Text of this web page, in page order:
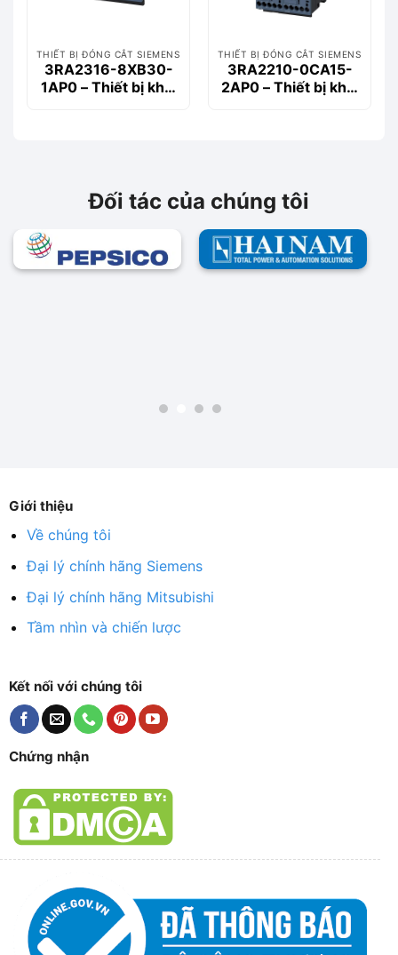
THIẾT BỊ ĐÓNG CẮT SIEMENS
3RA2316-8XB30-
1AP0 – Thiết bị khởi
THIẾT BỊ ĐÓNG CẮT SIEMENS
3RA2210-0CA15-
2AP0 – Thiết bị khởi
Đối tác của chúng tôi
Giới thiệu
Về chúng tôi
Đại lý chính hãng Siemens
Đại lý chính hãng Mitsubishi
Tầm nhìn và chiến lược
Kết nối với chúng tôi
Chứng nhận